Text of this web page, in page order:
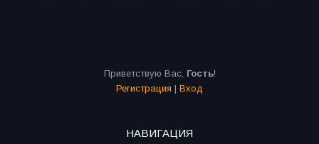
Приветствую Вас, Гость!
Регистрация | Вход
НАВИГАЦИЯ